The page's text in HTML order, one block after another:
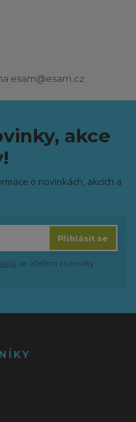
esam@esam.cz
akce
o novinkách, akcích a
Přihlásit se
za účelem rozesílky